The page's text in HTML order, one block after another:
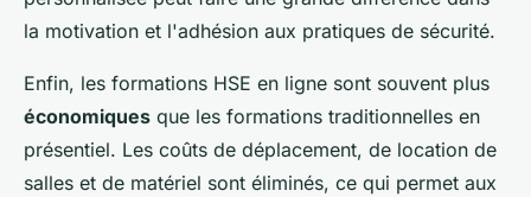
la motivation et l'adhésion aux pratiques de sécurité.
Enfin, les formations HSE en ligne sont souvent plus
économiques que les formations traditionnelles en
présentiel. Les coûts de déplacement, de location de
salles et de matériel sont éliminés, ce qui permet aux